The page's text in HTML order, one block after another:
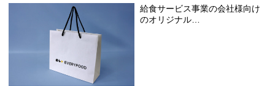
給食サービス事業の会社様向け
のオリジナル…